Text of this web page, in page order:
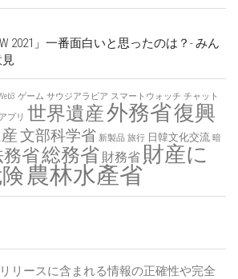
W 2021」一番面白いと思ったのは？- みん
ゲーム サウジアラビア スマートウォッチ チャット
プリ 世界遺産外務省復興
文部科学省 新製品 旅行 日韓文化交流 暗
務省総務省 財務省 財産に
農林水產省
リースに含まれる情報の正確性や完全